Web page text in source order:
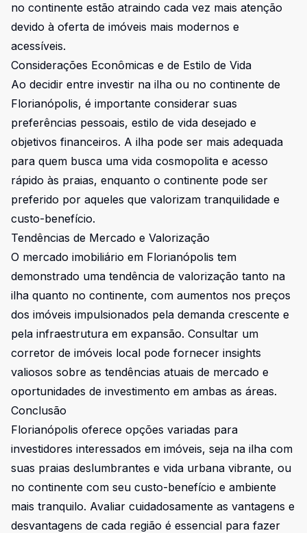
no continente estão atraindo cada vez mais atenção
devido à oferta de imóveis mais modernos e
acessíveis.
Considerações Econômicas e de Estilo de Vida
Ao decidir entre investir na ilha ou no continente de
Florianópolis, é importante considerar suas
preferências pessoais, estilo de vida desejado e
objetivos financeiros. A ilha pode ser mais adequada
para quem busca uma vida cosmopolita e acesso
rápido às praias, enquanto o continente pode ser
preferido por aqueles que valorizam tranquilidade e
custo-benefício.
Tendências de Mercado e Valorização
O mercado imobiliário em Florianópolis tem
demonstrado uma tendência de valorização tanto na
ilha quanto no continente, com aumentos nos preços
dos imóveis impulsionados pela demanda crescente e
pela infraestrutura em expansão. Consultar um
corretor de imóveis local pode fornecer insights
valiosos sobre as tendências atuais de mercado e
oportunidades de investimento em ambas as áreas.
Conclusão
Florianópolis oferece opções variadas para
investidores interessados em imóveis, seja na ilha com
suas praias deslumbrantes e vida urbana vibrante, ou
no continente com seu custo-benefício e ambiente
mais tranquilo. Avaliar cuidadosamente as vantagens e
desvantagens de cada região é essencial para fazer